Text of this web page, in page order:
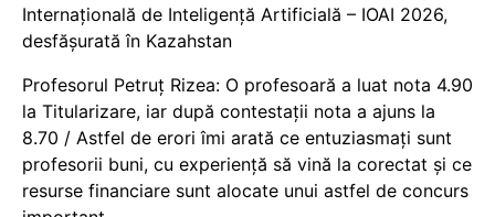
Internațională de Inteligență Artificială – IOAI 2026,
desfășurată în Kazahstan
Profesorul Petruț Rizea: O profesoară a luat nota 4.90
la Titularizare, iar după contestații nota a ajuns la
8.70 / Astfel de erori îmi arată ce entuziasmați sunt
profesorii buni, cu experiență să vină la corectat și ce
resurse financiare sunt alocate unui astfel de concurs